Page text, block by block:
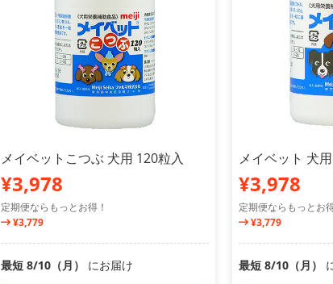
メイベットこつぶ 犬用 120粒入
¥3,978
定期便ならもっとお得！
¥3,779
最短 8/10（月） にお届け
メイベット 犬
¥3,978
定期便ならもっとお
¥3,779
最短 8/10（月）